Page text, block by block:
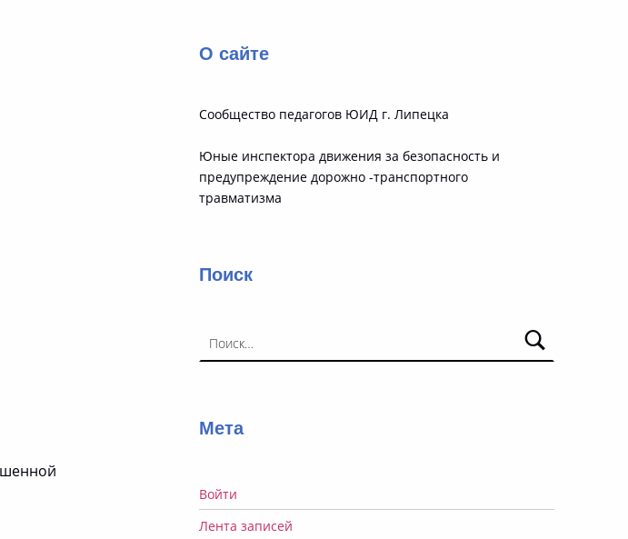
О сайте
Сообщество педагогов ЮИД г. Липецка
Юные инспектора движения за безопасность и
предупреждение дорожно -транспортного
травматизма
Поиск
Мета
Войти
Лента записей